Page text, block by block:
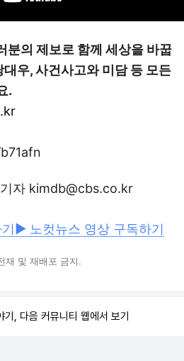
의 제보로 함께 세상을 바꿉
우, 사건사고와 미담 등 모든
.
자 kimdb@cbs.co.kr
▶ 노컷뉴스 영상 구독하기
및 재배포 금지.
기, 다음 커뮤니티 웹에서 보기